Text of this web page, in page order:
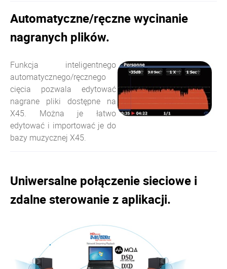
Automatyczne/ręczne wycinanie
nagranych plików.
Funkcja inteligentnego
automatycznego/ręcznego
cięcia pozwala edytować
nagrane pliki dostępne na
X45. Można je łatwo
edytować i importować je do
bazy muzycznej X45.
Uniwersalne połączenie sieciowe i
zdalne sterowanie z aplikacji.